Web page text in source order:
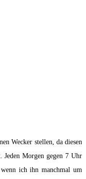
Wecker stellen, da diesen
Jeden Morgen gegen 7 Uhr
ich ihn manchmal um